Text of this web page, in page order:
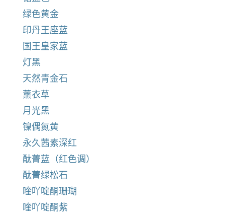
绿色黄金
印丹王座蓝
国王皇家蓝
灯黑
天然青金石
薰衣草
月光黑
镍偶氮黄
永久茜素深红
酞菁蓝（红色调）
酞菁绿松石
喹吖啶酮珊瑚
喹吖啶酮紫